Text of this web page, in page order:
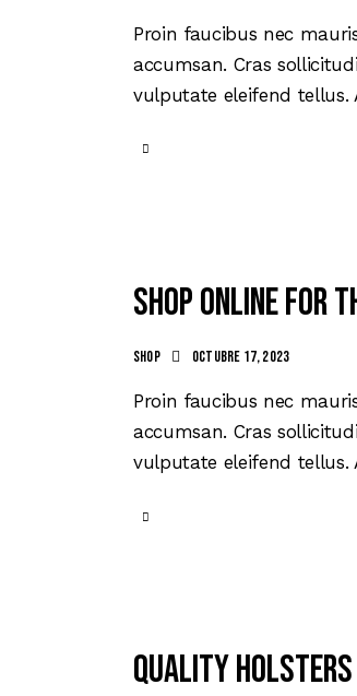
Proin faucibus nec
accumsan. Cras
vulputate eleifend tellus.
Shop online for
Shop octubre 17, 2023
Proin faucibus nec
accumsan. Cras
vulputate eleifend tellus.
Quality holsters